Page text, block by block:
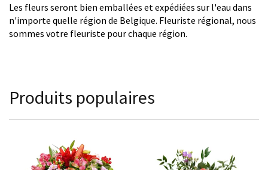
Les fleurs seront bien emballées et expédiées sur l'eau dans
n'importe quelle région de Belgique. Fleuriste régional, nous
sommes votre fleuriste pour chaque région.
Produits populaires